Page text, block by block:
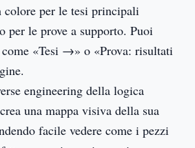
colore per le tesi principali
per le prove a supporto. Puoi
come «Tesi →» o «Prova: risultati
engineering della logica
una mappa visiva della sua
facile vedere come i pezzi